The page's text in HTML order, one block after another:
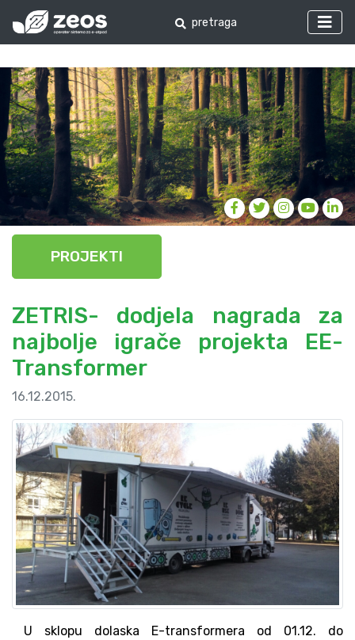
PROJEKTI
ZETRIS- dodjela nagrada za
najbolje igrače projekta EE-
Transformer
16.12.2015.
U sklopu dolaska E-transformera od 01.12. do